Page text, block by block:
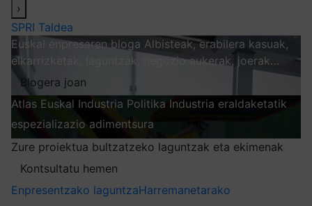
›
SPRI Taldea
Euskal enpresaren bloga Albisteak, erabilera kasuak,
elkarrizketak, laguntzak, negozio aukerak, joerak…
Blogera joan
Atlas Euskal Industria Politika Industria eraldaketatik
espezializazio adimentsura
Zure proiektua bultzatzeko laguntzak eta ekimenak
Kontsultatu hemen
Enpresentzako laguntzaHarremanetarako